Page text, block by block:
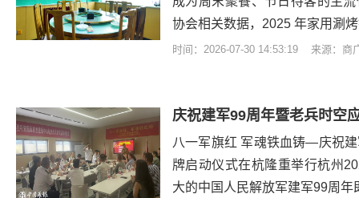
协会相关数据，2025 年家用涮
时间：2026-07-30 14:53:19 来源：商
八一军旗红 军魂铁血铸—庆祝
牌启动仪式在杭隆重举行杭州
大的中国人民解放军建军99周年